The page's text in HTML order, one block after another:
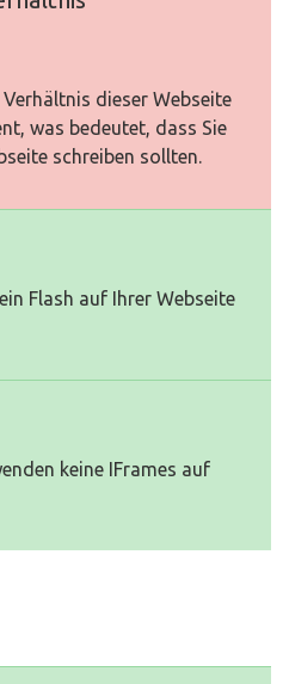
dieser Webseite
was bedeutet, dass Sie
schreiben sollten.
Flash auf Ihrer Webseite
keine IFrames auf